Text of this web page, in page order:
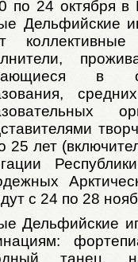
по 24 октября в
Дельфийские
в
25 лет
с 24 по 28
Дельфийские